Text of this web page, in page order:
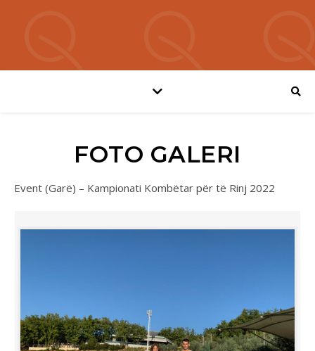
FOTO GALERI
Event (Garë) – Kampionati Kombëtar për të Rinj 2022